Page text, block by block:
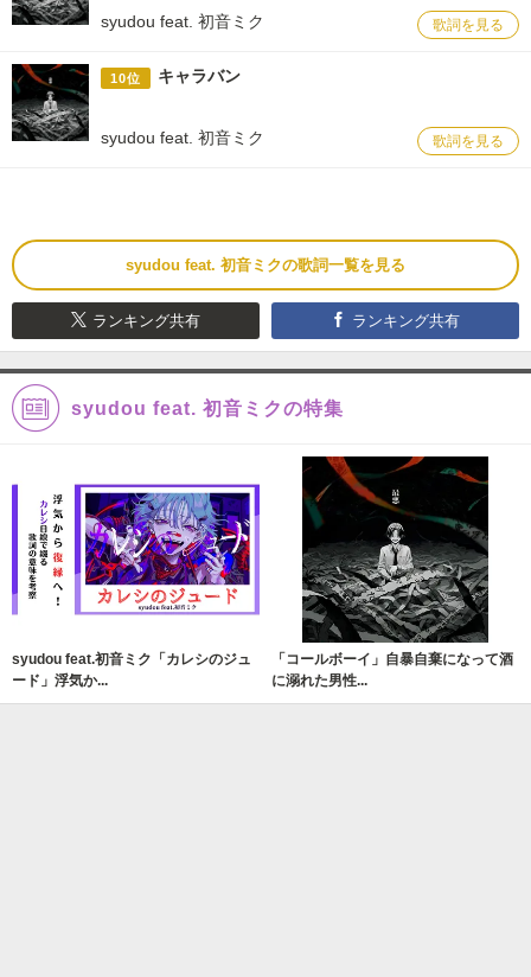
syudou feat. 初音ミク 歌詞を見る
10位 キャラバン
syudou feat. 初音ミク 歌詞を見る
syudou feat. 初音ミクの歌詞一覧を見る
ランキング共有 ランキング共有
syudou feat. 初音ミクの特集
syudou feat.初音ミク「カレシのジュ
ード」浮気か...
「コールボーイ」自暴自棄になって酒
に溺れた男性...